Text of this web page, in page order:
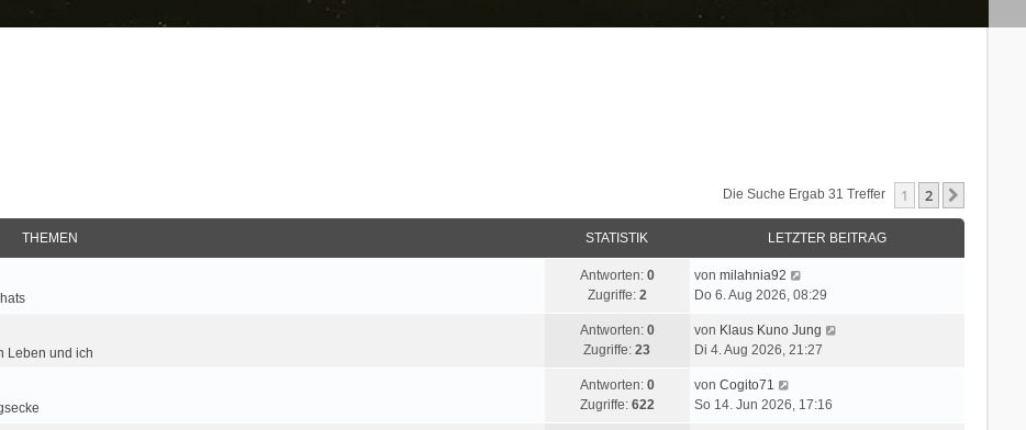
Die Suche Ergab 31 Treffer 1 2
THEMEN STATISTIK LETZTER BEITRAG
Antworten: 0
Zugriffe: 2
von milahnia92
Do 6. Aug 2026, 08:29
Leben und ich
Antworten: 0
Zugriffe:23
von Klaus Kuno Jung
Di 4. Aug 2026, 21:27
Antworten: 0
Zugriffe: 622
von Cogito71
So 14. Jun 2026, 17:16